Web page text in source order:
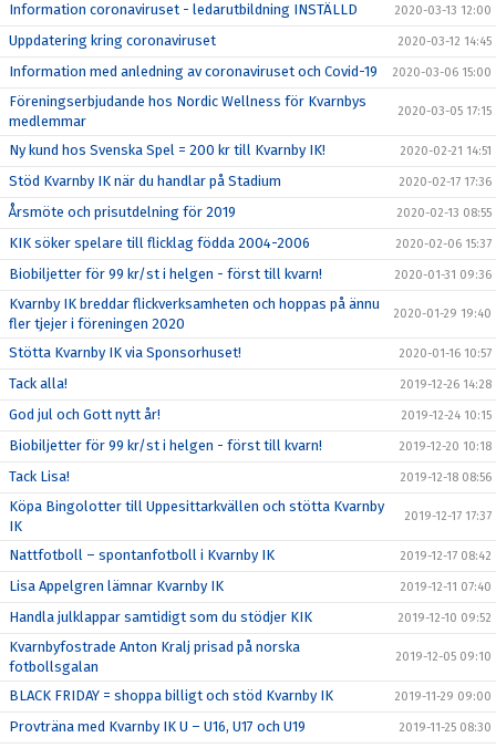
Information coronaviruset - ledarutbildning INSTÄLLD 2020-03-13 12:00
Uppdatering kring coronaviruset 2020-03-12 14:45
Information med anledning av coronaviruset och Covid-19 2020-03-06 15:00
Föreningserbjudande hos Nordic Wellness för Kvarnbys
medlemmar
2020-03-05 17:15
Ny kund hos Svenska Spel = 200 kr till Kvarnby IK! 2020-02-21 14:51
Stöd Kvarnby IK när du handlar på Stadium 2020-02-17 17:36
Årsmöte och prisutdelning för 2019 2020-02-13 08:55
KIK söker spelare till flicklag födda 2004-2006 2020-02-06 15:37
Biobiljetter för 99 kr/st i helgen - först till kvarn! 2020-01-31 09:36
Kvarnby IK breddar flickverksamheten och hoppas på ännu
fler tjejer i föreningen 2020
2020-01-29 19:40
Stötta Kvarnby IK via Sponsorhuset! 2020-01-16 10:57
Tack alla! 2019-12-26 14:28
God jul och Gott nytt år! 2019-12-24 10:15
Biobiljetter för 99 kr/st i helgen - först till kvarn! 2019-12-20 10:18
Tack Lisa! 2019-12-18 08:56
Köpa Bingolotter till Uppesittarkvällen och stötta Kvarnby
IK
2019-12-17 17:37
Nattfotboll – spontanfotboll i Kvarnby IK 2019-12-17 08:42
Lisa Appelgren lämnar Kvarnby IK 2019-12-11 07:40
Handla julklappar samtidigt som du stödjer KIK 2019-12-10 09:52
Kvarnbyfostrade Anton Kralj prisad på norska
fotbollsgalan
2019-12-05 09:10
BLACK FRIDAY = shoppa billigt och stöd Kvarnby IK 2019-11-29 09:00
Provträna med Kvarnby IK U – U16, U17 och U19 2019-11-25 08:30